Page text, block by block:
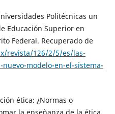
Politécnicas un
Educación Superior en
Federal. Recuperado de
revista/126/2/5/es/las-
modelo-en-el-sistema-
ética: ¿Normas o